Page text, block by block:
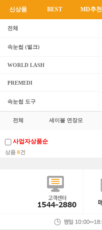
신상품 BEST MD추천
전체
속눈썹 (벌크)
WORLD LASH
PREMEDI
속눈썹 도구
전체 세이블 연장모
사업자상품순
상품 0건